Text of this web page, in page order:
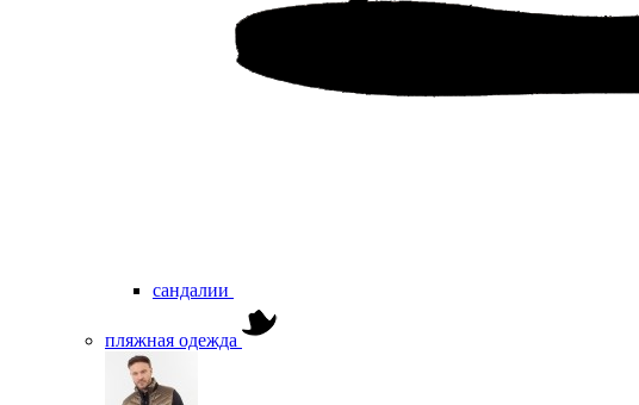
сандалии
пляжная одежда